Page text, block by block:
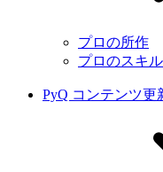
プロの所作
プロのスキ
PyQ コンテンツ更